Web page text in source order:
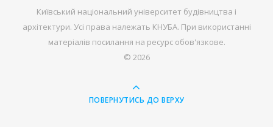
Київський національний університет будівництва і
архітектури. Усі права належать КНУБА. При використанні
матеріалів посилання на ресурс обов'язкове.
© 2026
ПОВЕРНУТИСЬ ДО ВЕРХУ